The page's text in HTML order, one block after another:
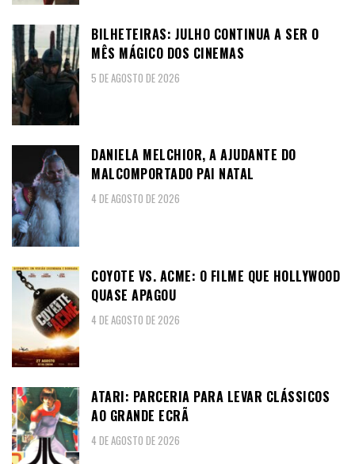
BILHETEIRAS: JULHO CONTINUA A SER O
MÊS MÁGICO DOS CINEMAS
5 DE AGOSTO DE 2026
DANIELA MELCHIOR, A AJUDANTE DO
MALCOMPORTADO PAI NATAL
4 DE AGOSTO DE 2026
COYOTE VS. ACME: O FILME QUE HOLLYWOOD
QUASE APAGOU
4 DE AGOSTO DE 2026
ATARI: PARCERIA PARA LEVAR CLÁSSICOS
AO GRANDE ECRÃ
4 DE AGOSTO DE 2026